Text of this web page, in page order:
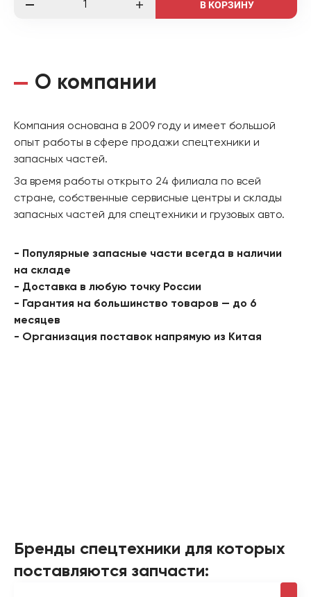
В КОРЗИНУ
О компании
Компания основана в 2009 году и имеет большой
опыт работы в сфере продажи спецтехники и
запасных частей.
За время работы открыто 24 филиала по всей
стране, собственные сервисные центры и склады
запасных частей для спецтехники и грузовых авто.
- Популярные запасные части всегда в наличии
на складе
- Доставка в любую точку России
- Гарантия на большинство товаров — до 6
месяцев
- Организация поставок напрямую из Китая
Бренды спецтехники для которых
поставляются запчасти: